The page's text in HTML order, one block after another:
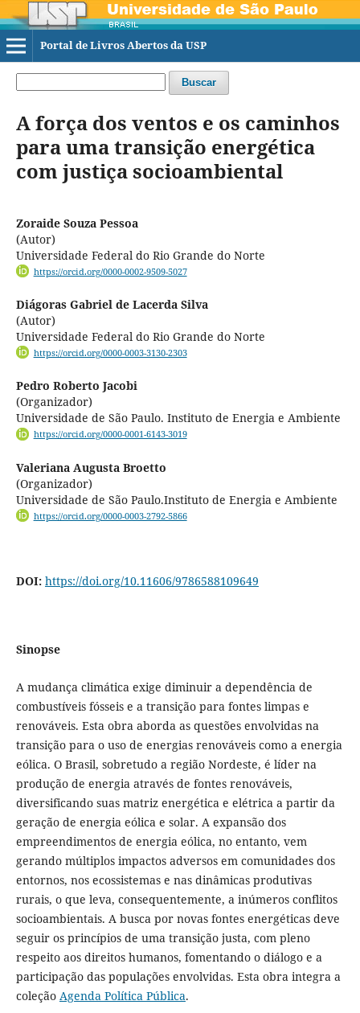
Portal de Livros Abertos da USP
Buscar
A força dos ventos e os caminhos
para uma transição energética
com justiça socioambiental
Zoraide Souza Pessoa
(Autor)
Universidade Federal do Rio Grande do Norte
https://orcid.org/0000-0002-9509-5027
Diágoras Gabriel de Lacerda Silva
(Autor)
Universidade Federal do Rio Grande do Norte
https://orcid.org/0000-0003-3130-2303
Pedro Roberto Jacobi
(Organizador)
Universidade de São Paulo. Instituto de Energia e Ambiente
https://orcid.org/0000-0001-6143-3019
Valeriana Augusta Broetto
(Organizador)
Universidade de São Paulo.Instituto de Energia e Ambiente
https://orcid.org/0000-0003-2792-5866
DOI: https://doi.org/10.11606/9786588109649
Sinopse
A mudança climática exige diminuir a dependência de
combustíveis fósseis e a transição para fontes limpas e
renováveis. Esta obra aborda as questões envolvidas na
transição para o uso de energias renováveis como a energia
eólica. O Brasil, sobretudo a região Nordeste, é líder na
produção de energia através de fontes renováveis,
diversificando suas matriz energética e elétrica a partir da
geração de energia eólica e solar. A expansão dos
empreendimentos de energia eólica, no entanto, vem
gerando múltiplos impactos adversos em comunidades dos
entornos, nos ecossistemas e nas dinâmicas produtivas
rurais, o que leva, consequentemente, a inúmeros conflitos
socioambientais. A busca por novas fontes energéticas deve
seguir os princípios de uma transição justa, com pleno
respeito aos direitos humanos, fomentando o diálogo e a
participação das populações envolvidas. Esta obra integra a
coleção Agenda Política Pública.